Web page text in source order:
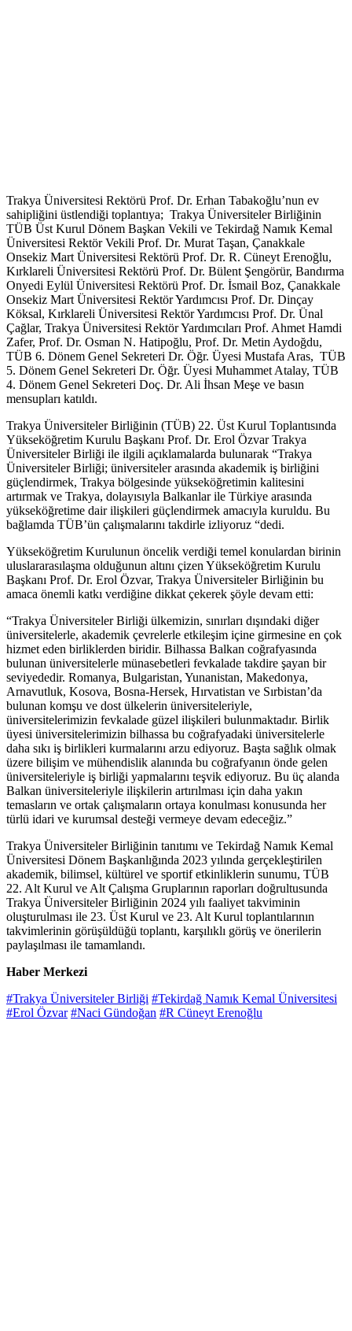
Trakya Üniversitesi Rektörü Prof. Dr. Erhan Tabakoğlu’nun ev
sahipliğini üstlendiği toplantıya; Trakya Üniversiteler Birliğinin
TÜB Üst Kurul Dönem Başkan Vekili ve Tekirdağ Namık Kemal
Üniversitesi Rektör Vekili Prof. Dr. Murat Taşan, Çanakkale
Onsekiz Mart Üniversitesi Rektörü Prof. Dr. R. Cüneyt Erenoğlu,
Kırklareli Üniversitesi Rektörü Prof. Dr. Bülent Şengörür, Bandırma
Onyedi Eylül Üniversitesi Rektörü Prof. Dr. İsmail Boz, Çanakkale
Onsekiz Mart Üniversitesi Rektör Yardımcısı Prof. Dr. Dinçay
Köksal, Kırklareli Üniversitesi Rektör Yardımcısı Prof. Dr. Ünal
Çağlar, Trakya Üniversitesi Rektör Yardımcıları Prof. Ahmet Hamdi
Zafer, Prof. Dr. Osman N. Hatipoğlu, Prof. Dr. Metin Aydoğdu,
TÜB 6. Dönem Genel Sekreteri Dr. Öğr. Üyesi Mustafa Aras, TÜB
5. Dönem Genel Sekreteri Dr. Öğr. Üyesi Muhammet Atalay, TÜB
4. Dönem Genel Sekreteri Doç. Dr. Ali İhsan Meşe ve basın
mensupları katıldı.
Trakya Üniversiteler Birliğinin (TÜB) 22. Üst Kurul Toplantısında
Yükseköğretim Kurulu Başkanı Prof. Dr. Erol Özvar Trakya
Üniversiteler Birliği ile ilgili açıklamalarda bulunarak “Trakya
Üniversiteler Birliği; üniversiteler arasında akademik iş birliğini
güçlendirmek, Trakya bölgesinde yükseköğretimin kalitesini
artırmak ve Trakya, dolayısıyla Balkanlar ile Türkiye arasında
yükseköğretime dair ilişkileri güçlendirmek amacıyla kuruldu. Bu
bağlamda TÜB’ün çalışmalarını takdirle izliyoruz “dedi.
Yükseköğretim Kurulunun öncelik verdiği temel konulardan birinin
uluslararasılaşma olduğunun altını çizen Yükseköğretim Kurulu
Başkanı Prof. Dr. Erol Özvar, Trakya Üniversiteler Birliğinin bu
amaca önemli katkı verdiğine dikkat çekerek şöyle devam etti:
“Trakya Üniversiteler Birliği ülkemizin, sınırları dışındaki diğer
üniversitelerle, akademik çevrelerle etkileşim içine girmesine en çok
hizmet eden birliklerden biridir. Bilhassa Balkan coğrafyasında
bulunan üniversitelerle münasebetleri fevkalade takdire şayan bir
seviyededir. Romanya, Bulgaristan, Yunanistan, Makedonya,
Arnavutluk, Kosova, Bosna-Hersek, Hırvatistan ve Sırbistan’da
bulunan komşu ve dost ülkelerin üniversiteleriyle,
üniversitelerimizin fevkalade güzel ilişkileri bulunmaktadır. Birlik
üyesi üniversitelerimizin bilhassa bu coğrafyadaki üniversitelerle
daha sıkı iş birlikleri kurmalarını arzu ediyoruz. Başta sağlık olmak
üzere bilişim ve mühendislik alanında bu coğrafyanın önde gelen
üniversiteleriyle iş birliği yapmalarını teşvik ediyoruz. Bu üç alanda
Balkan üniversiteleriyle ilişkilerin artırılması için daha yakın
temasların ve ortak çalışmaların ortaya konulması konusunda her
türlü idari ve kurumsal desteği vermeye devam edeceğiz.”
Trakya Üniversiteler Birliğinin tanıtımı ve Tekirdağ Namık Kemal
Üniversitesi Dönem Başkanlığında 2023 yılında gerçekleştirilen
akademik, bilimsel, kültürel ve sportif etkinliklerin sunumu, TÜB
22. Alt Kurul ve Alt Çalışma Gruplarının raporları doğrultusunda
Trakya Üniversiteler Birliğinin 2024 yılı faaliyet takviminin
oluşturulması ile 23. Üst Kurul ve 23. Alt Kurul toplantılarının
takvimlerinin görüşüldüğü toplantı, karşılıklı görüş ve önerilerin
paylaşılması ile tamamlandı.
Haber Merkezi
#Trakya Üniversiteler Birliği #Tekirdağ Namık Kemal Üniversitesi
#Erol Özvar #Naci Gündoğan #R Cüneyt Erenoğlu